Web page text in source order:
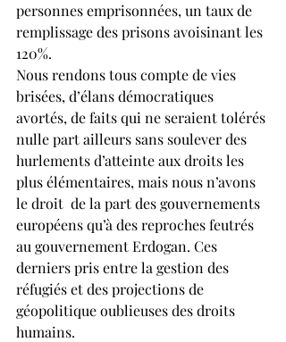
personnes emprisonnées, un taux de
remplissage des prisons avoisinant les
120%.
Nous rendons tous compte de vies
brisées, d’élans démocratiques
avortés, de faits qui ne seraient tolérés
nulle part ailleurs sans soulever des
hurlements d’atteinte aux droits les
plus élémentaires, mais nous n’avons
le droit  de la part des gouvernements
européens qu’à des reproches feutrés
au gouvernement Erdogan. Ces
derniers pris entre la gestion des
réfugiés et des projections de
géopolitique oublieuses des droits
humains.